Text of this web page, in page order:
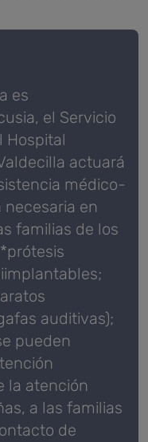
es
el Servicio
Hospital
actuará
médico-
en
familias de los
auditivas);
pueden
la atención
a las familias
de